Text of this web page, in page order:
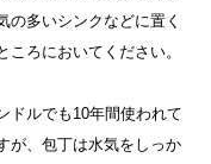
の多いシンクなどに置く
ろにおいてください。
ドルでも10年間使われて
が、包丁は水気をしっか